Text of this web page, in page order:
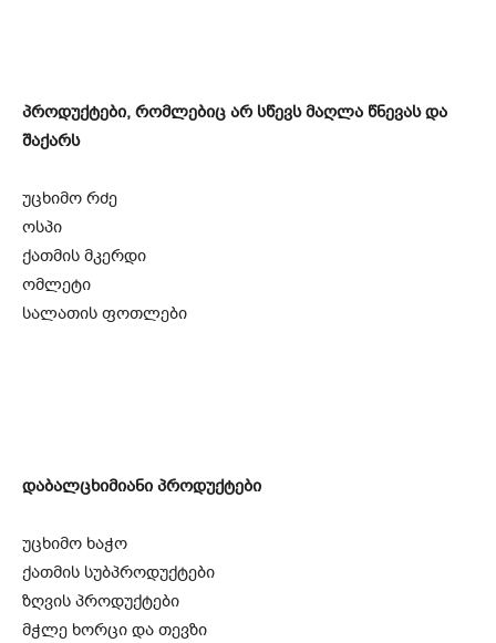
პროდუქტები, რომლებიც არ სწევს მაღლა წნევას და
შაქარს
უცხიმო რძე
ოსპი
ქათმის მკერდი
ომლეტი
სალათის ფოთლები
დაბალცხიმიანი პროდუქტები
უცხიმო ხაჭო
ქათმის სუბპროდუქტები
ზღვის პროდუქტები
მჭლე ხორცი და თევზი